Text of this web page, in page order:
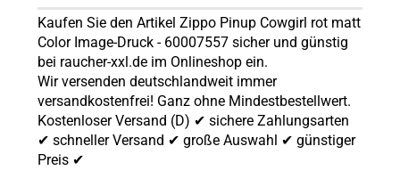
Kaufen Sie den Artikel Zippo Pinup Cowgirl rot matt
Color Image-Druck - 60007557 sicher und günstig
bei raucher-xxl.de im Onlineshop ein.
Wir versenden deutschlandweit immer
versandkostenfrei! Ganz ohne Mindestbestellwert.
Kostenloser Versand (D) ✔ sichere Zahlungsarten
✔ schneller Versand ✔ große Auswahl ✔ günstiger
Preis ✔